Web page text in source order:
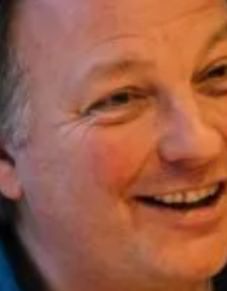
de Starterslening in
de Starterslening
de regeling
en uw Starterslening